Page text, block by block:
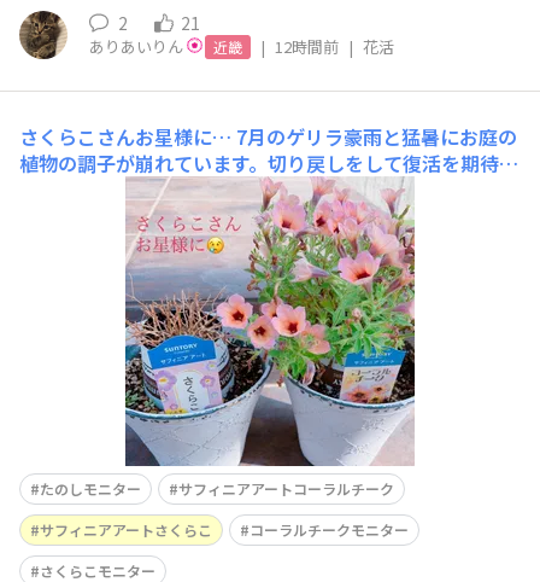
2 21
ありあいりん 近畿 | 12時間前 | 花活
さくらこさんお星様に… 7月のゲリラ豪雨と猛暑にお庭の
植物の調子が崩れています。切り戻しをして復活を期待し
た、さくらこさん。枯れてしまいました😭やはり、自称
日本一暑い街の夏は植物の管理もガーデニング意欲を保つ
のも大変です。コーラルチークはボサボサで、お花は小さ
めですが色はとても綺麗で私好みです。さくらこの分まで
大切に育てま
たのしモニター
サフィニアアートコーラルチーク
サフィニアアートさくらこ
コーラルチークモニター
さくらこモニター